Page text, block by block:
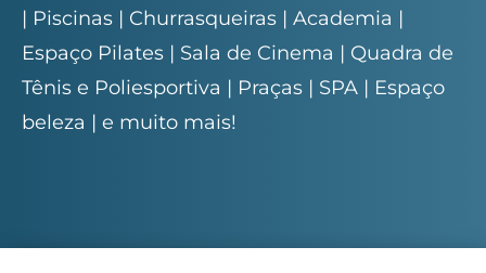
| Piscinas | Churrasqueiras | Academia |
Espaço Pilates | Sala de Cinema | Quadra de
Tênis e Poliesportiva | Praças | SPA | Espaço
beleza | e muito mais!